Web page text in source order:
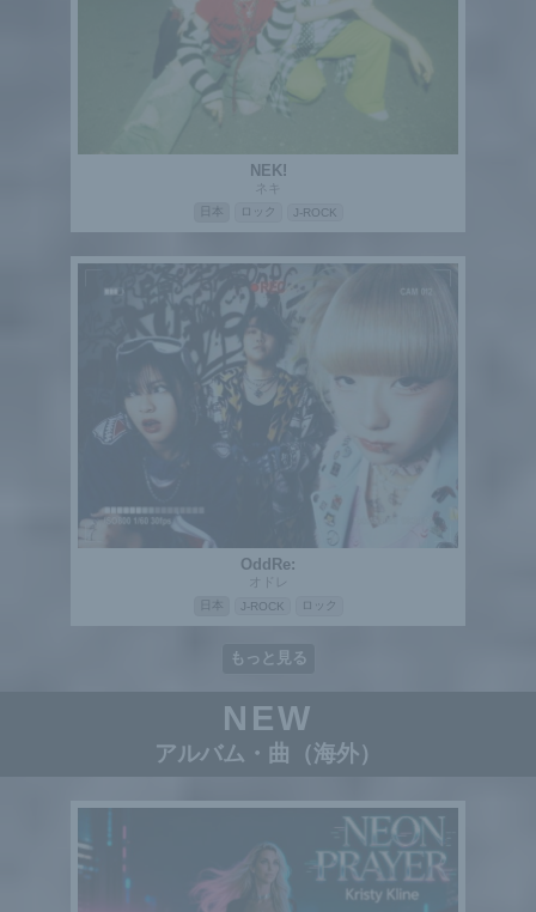
NEK!
ネキ
ロック J-ROCK
OddRe:
オドレ
J-ROCK ロック
もっと見る
NEW
アルバム・曲（海外）